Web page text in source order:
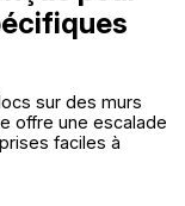
sur des murs
offre une escalade
faciles à